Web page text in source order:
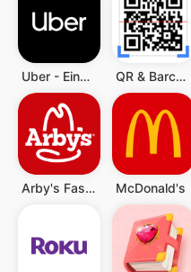
Uber - Eine Fahrt bestellen QR & Barcode Scanner (Deutsch)
Arby's Fast Food Sandwiches McDonald's